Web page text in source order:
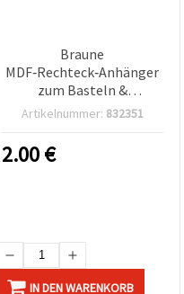
Braune
MDF‑Rechteck‑Anhänger
zum Basteln &
Dekorieren, 70 x 50 x 3
Artikelnummer: 832351
2.00€
IN DEN WARENKORB